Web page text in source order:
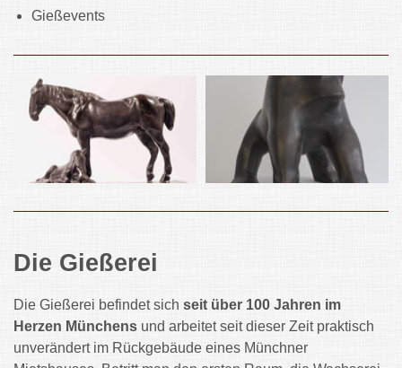
Gießevents
Die Gießerei
Die Gießerei befindet sich seit über 100 Jahren im
Herzen Münchens und arbeitet seit dieser Zeit praktisch
unverändert im Rückgebäude eines Münchner